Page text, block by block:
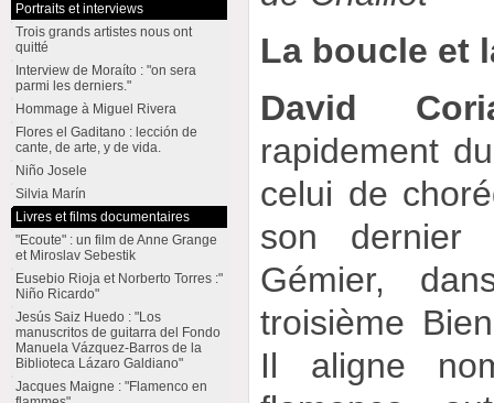
La boucle et
David
rapidement
celui de
son dernier
Gémier,
troisième
Il aligne
Portraits et interviews
Trois grands artistes nous ont
quitté
Interview de Moraíto : "on sera
parmi les derniers."
Hommage à Miguel Rivera
Flores el Gaditano : lección de
cante, de arte, y de vida.
Niño Josele
Silvia Marín
Livres et films documentaires
"Ecoute" : un film de Anne Grange
et Miroslav Sebestik
Eusebio Rioja et Norberto Torres :"
Niño Ricardo"
Jesús Saiz Huedo : "Los
manuscritos de guitarra del Fondo
Manuela Vázquez-Barros de la
Biblioteca Lázaro Galdiano"
Jacques Maigne : "Flamenco en